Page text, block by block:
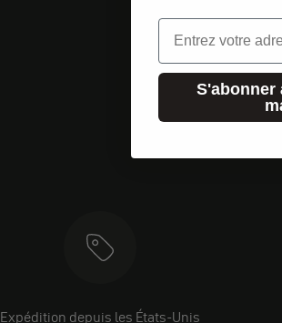
Expédition depuis les États-Unis
Email
S'abonner